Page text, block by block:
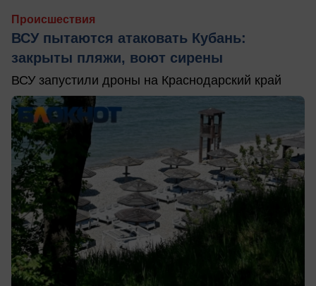
Происшествия
ВСУ пытаются атаковать Кубань:
закрыты пляжи, воют сирены
ВСУ запустили дроны на Краснодарский край